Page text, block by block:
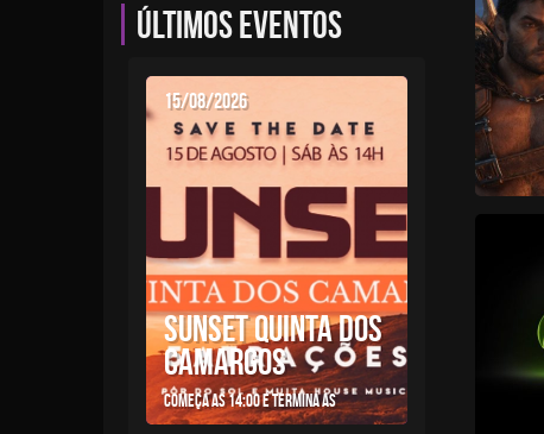
Últimos eventos
15/08/2026
SUNSET QUINTA DOS
CAMARGOS
Começa as 14:00 e termina as